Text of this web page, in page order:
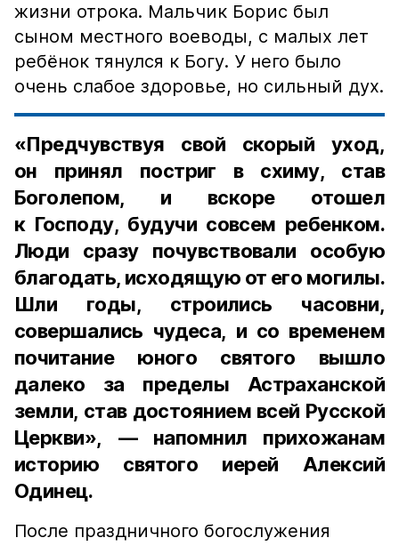
жизни отрока. Мальчик Борис был
сыном местного воеводы, с малых лет
ребёнок тянулся к Богу. У него было
очень слабое здоровье, но сильный дух.
«Предчувствуя свой скорый уход,
он принял постриг в схиму, став
Боголепом, и вскоре отошел
к Господу, будучи совсем ребенком.
Люди сразу почувствовали особую
благодать, исходящую от его могилы.
Шли годы, строились часовни,
совершались чудеса, и со временем
почитание юного святого вышло
далеко за пределы Астраханской
земли, став достоянием всей Русской
Церкви», — напомнил прихожанам
историю святого иерей Алексий
Одинец.
После праздничного богослужения